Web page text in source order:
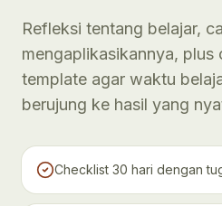
Refleksi tentang belajar,
mengaplikasikannya, plus
template agar waktu
berujung ke hasil yang
Checklist 30 hari dengan